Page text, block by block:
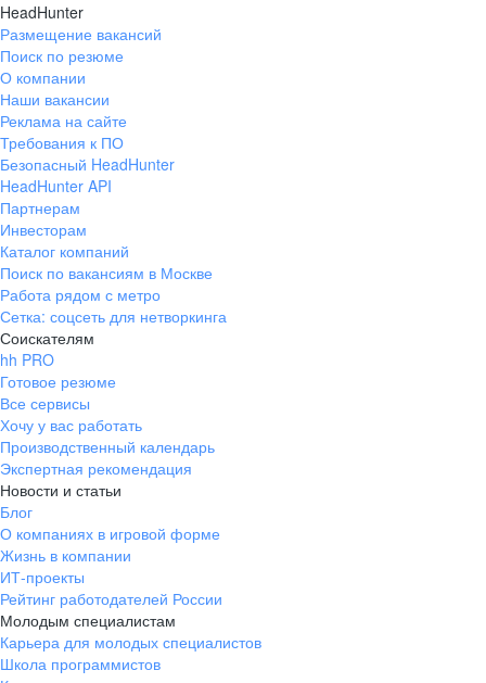
HeadHunter
Размещение вакансий
Поиск по резюме
О компании
Наши вакансии
Реклама на сайте
Требования к ПО
Безопасный HeadHunter
HeadHunter API
Партнерам
Инвесторам
Каталог компаний
Поиск по вакансиям в Москве
Работа рядом с метро
Сетка: соцсеть для нетворкинга
Соискателям
hh PRO
Готовое резюме
Все сервисы
Хочу у вас работать
Производственный календарь
Экспертная рекомендация
Новости и статьи
Блог
О компаниях в игровой форме
Жизнь в компании
ИТ-проекты
Рейтинг работодателей России
Молодым специалистам
Карьера для молодых специалистов
Школа программистов